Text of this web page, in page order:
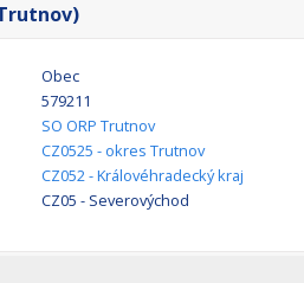
Obec
579211
SO ORP Trutnov
CZ0525 - okres Trutnov
CZ052 - Královéhradecký kraj
CZ05 - Severovýchod